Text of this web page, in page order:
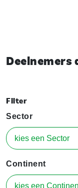
Deelnemers
Filter
Sector
Continent